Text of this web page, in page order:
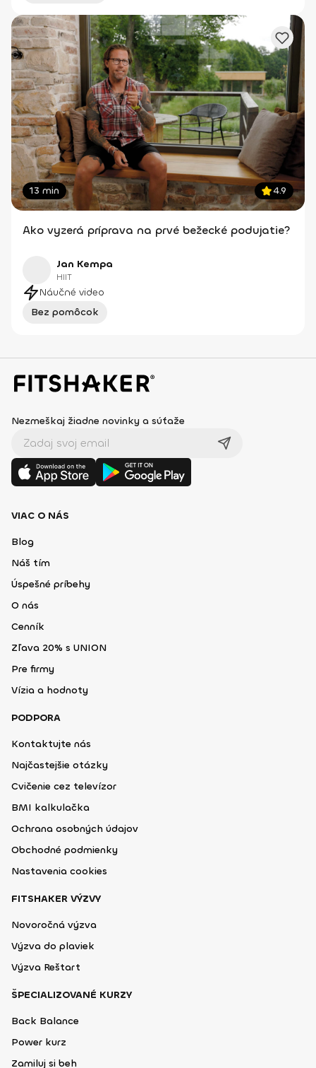
13 min 4.9
Ako vyzerá príprava na prvé bežecké podujatie?
Jan Kempa
HIIT
Náučné video
Bez pomôcok
Nezmeškaj žiadne novinky a súťaže
VIAC O NÁS
Blog
Náš tím
Úspešné príbehy
O nás
Cenník
Zľava 20% s UNION
Pre firmy
Vízia a hodnoty
PODPORA
Kontaktujte nás
Najčastejšie otázky
Cvičenie cez televízor
BMI kalkulačka
Ochrana osobných údajov
Obchodné podmienky
Nastavenia cookies
FITSHAKER VÝZVY
Novoročná výzva
Výzva do plaviek
Výzva Reštart
ŠPECIALIZOVANÉ KURZY
Back Balance
Power kurz
Zamiluj si beh